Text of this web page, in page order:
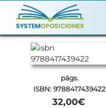
págs.
ISBN: 9788417439422
32,00€